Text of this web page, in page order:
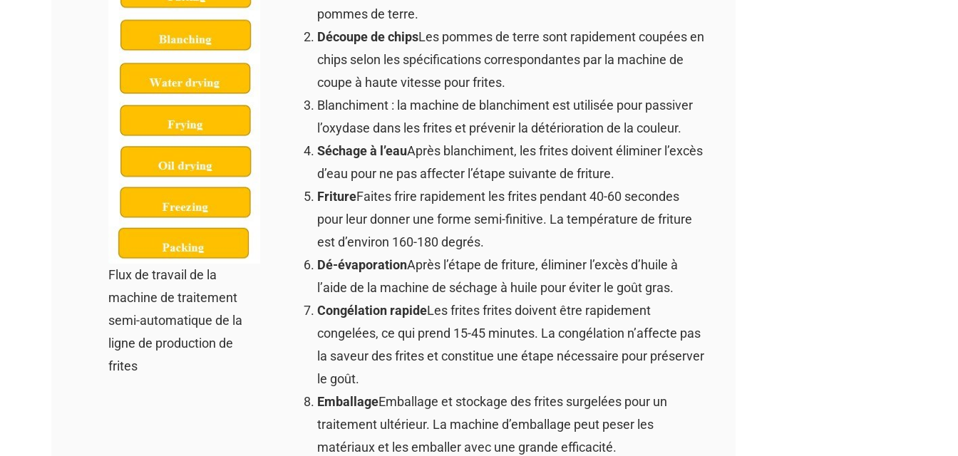
Flux de travail de la
machine de traitement
semi-automatique de la
ligne de production de
frites
pommes de terre.
Découpe de chipsLes pommes de terre sont rapidement coupées en
chips selon les spécifications correspondantes par la machine de
coupe à haute vitesse pour frites.
Blanchiment : la machine de blanchiment est utilisée pour passiver
l’oxydase dans les frites et prévenir la détérioration de la couleur.
Séchage à l’eauAprès blanchiment, les frites doivent éliminer l’excès
d’eau pour ne pas affecter l’étape suivante de friture.
FritureFaites frire rapidement les frites pendant 40-60 secondes
pour leur donner une forme semi-finitive. La température de friture
est d’environ 160-180 degrés.
Dé-évaporationAprès l’étape de friture, éliminer l’excès d’huile à
l’aide de la machine de séchage à huile pour éviter le goût gras.
Congélation rapideLes frites frites doivent être rapidement
congelées, ce qui prend 15-45 minutes. La congélation n’affecte pas
la saveur des frites et constitue une étape nécessaire pour préserver
le goût.
EmballageEmballage et stockage des frites surgelées pour un
traitement ultérieur. La machine d’emballage peut peser les
matériaux et les emballer avec une grande efficacité.